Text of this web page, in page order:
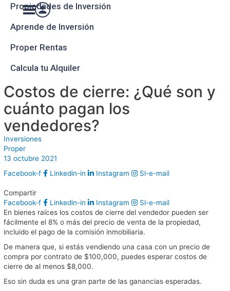
Propiedades de Inversión
Aprende de Inversión
Proper Rentas
Calcula tu Alquiler
Costos de cierre: ¿Qué son y
cuánto pagan los
vendedores?
Inversiones
Proper
13 octubre 2021
Facebook-f
Linkedin-in Instagram Sl-e-mail
Compartir
Facebook-f
Linkedin-in Instagram
Sl-e-mail
En bienes raíces los costos de cierre del vendedor pueden ser
fácilmente el 8% o más del precio de venta de la propiedad,
incluido el pago de la comisión inmobiliaria.
De manera que, si estás vendiendo una casa con un precio de
compra por contrato de $100,000, puedes esperar costos de
cierre de al menos $8,000.
Eso sin duda es una gran parte de las ganancias esperadas.